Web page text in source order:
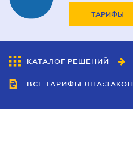
ТАРИФЫ
КАТАЛОГ РЕШЕНИЙ
ВСЕ ТАРИФЫ ЛІГА:ЗАКОН